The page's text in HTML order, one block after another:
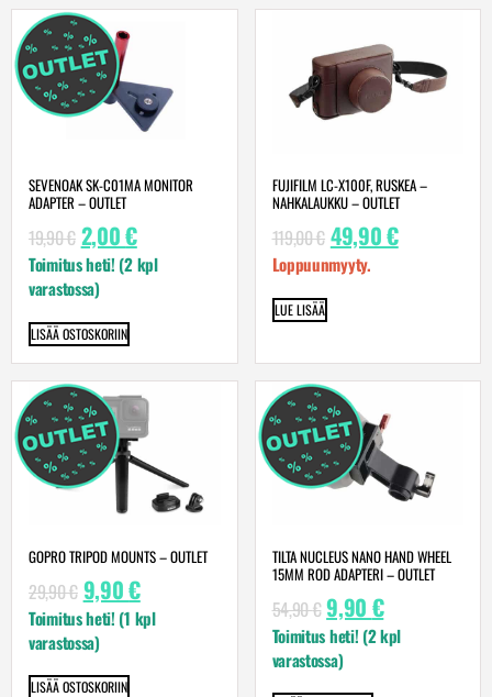
SEVENOAK SK-C01MA MONITOR
ADAPTER – OUTLET
19,90€ 2,00€
Toimitus heti! (2 kpl
varastossa)
LISÄÄ OSTOSKORIIN
FUJIFILM LC-X100F, RUSKEA –
NAHKALAUKKU – OUTLET
119,00€ 49,90€
Loppuunmyyty.
LUE LISÄÄ
GOPRO TRIPOD MOUNTS – OUTLET
29,90€ 9,90€
Toimitus heti! (1 kpl
varastossa)
LISÄÄ OSTOSKORIIN
TILTA NUCLEUS NANO HAND WHEEL
15MM ROD ADAPTERI – OUTLET
54,90€ 9,90 €
Toimitus heti! (2 kpl
varastossa)